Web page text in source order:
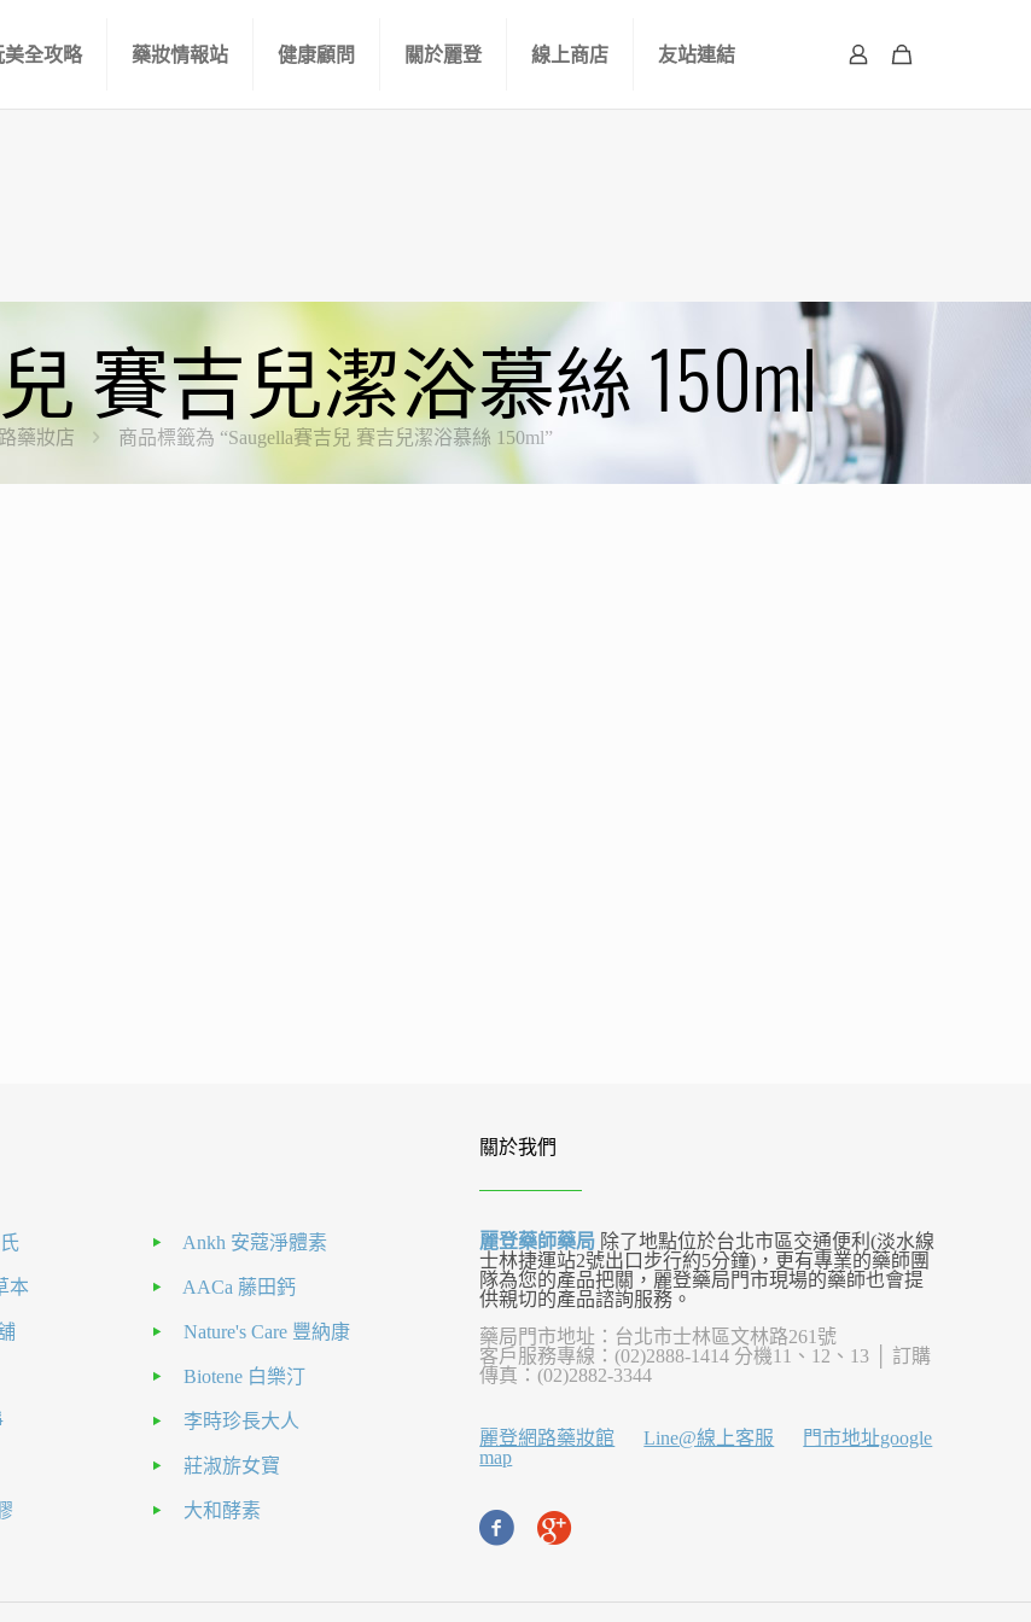
美全攻略 藥妝情報站 健康顧問 關於麗登 線上商店 友站連結
兒 賽吉兒潔浴慕絲 150ml
藥妝店 商品標籤為 “Saugella賽吉兒 賽吉兒潔浴慕絲 150ml”
本
Ankh 安蔻淨體素
AACa 藤田鈣
Nature's Care 豐納康
Biotene 白樂汀
李時珍長大人
莊淑旂女寶
大和酵素
關於我們
麗登藥師藥局 除了地點位於台北市區交通便利(淡水線
士林捷運站2號出口步行約5分鐘)，更有專業的藥師團
隊為您的產品把關，麗登藥局門市現場的藥師也會提
供親切的產品諮詢服務。
藥局門市地址：台北市士林區文林路261號
客戶服務專線：(02)2888-1414 分機11、12、13 │ 訂購
傳真：(02)2882-3344
麗登網路藥妝館 Line@線上客服
門市地址google
map